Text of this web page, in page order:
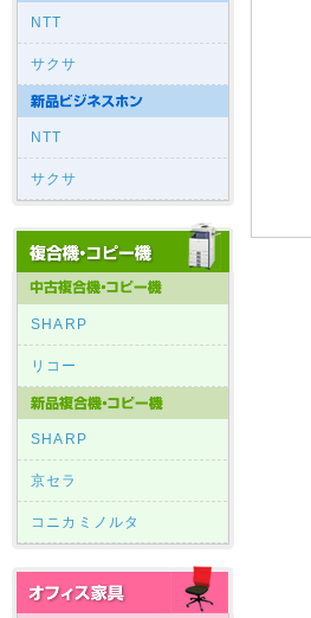
NTT
サクサ
NTT
サクサ
SHARP
リコー
SHARP
京セラ
コニカミノルタ